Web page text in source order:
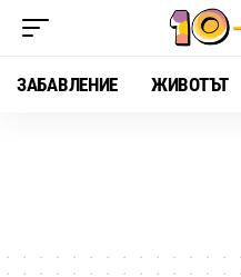
ЗАБАВЛЕНИЕ ЖИВОТЪТ